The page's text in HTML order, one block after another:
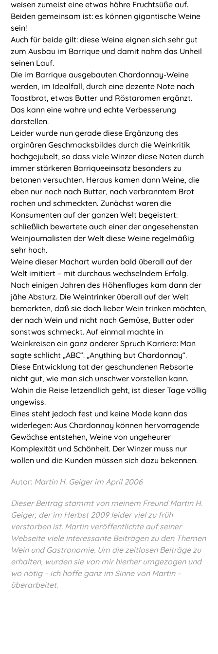
weisen zumeist eine etwas höhre Fruchtsüße auf.
Beiden gemeinsam ist: es können gigantische Weine
sein!
Auch für beide gilt: diese Weine eignen sich sehr gut
zum Ausbau im Barrique und damit nahm das Unheil
seinen Lauf.
Die im Barrique ausgebauten Chardonnay-Weine
werden, im Idealfall, durch eine dezente Note nach
Toastbrot, etwas Butter und Röstaromen ergänzt.
Das kann eine wahre und echte Verbesserung
darstellen.
Leider wurde nun gerade diese Ergänzung des
orginären Geschmacksbildes durch die Weinkritik
hochgejubelt, so dass viele Winzer diese Noten durch
immer stärkeren Barriqueeinsatz besonders zu
betonen versuchten. Heraus kamen dann Weine, die
eben nur noch nach Butter, nach verbranntem Brot
rochen und schmeckten. Zunächst waren die
Konsumenten auf der ganzen Welt begeistert:
schließlich bewertete auch einer der angesehensten
Weinjournalisten der Welt diese Weine regelmäßig
sehr hoch.
Weine dieser Machart wurden bald überall auf der
Welt imitiert – mit durchaus wechselndem Erfolg.
Nach einigen Jahren des Höhenfluges kam dann der
jähe Absturz. Die Weintrinker überall auf der Welt
bemerkten, daß sie doch lieber Wein trinken möchten,
der nach Wein und nicht nach Gemüse, Butter oder
sonstwas schmeckt. Auf einmal machte in
Weinkreisen ein ganz anderer Spruch Karriere: Man
sagte schlicht „ABC“. „Anything but Chardonnay“.
Diese Entwicklung tat der geschundenen Rebsorte
nicht gut, wie man sich unschwer vorstellen kann.
Wohin die Reise letzendlich geht, ist dieser Tage völlig
ungewiss.
Eines steht jedoch fest und keine Mode kann das
widerlegen: Aus Chardonnay können hervorragende
Gewächse entstehen, Weine von ungeheurer
Komplexität und Schönheit. Der Winzer muss nur
wollen und die Kunden müssen sich dazu bekennen.
Autor: Martin H. Geiger im April 2006
Dieser Beitrag stammt von meinem Freund Martin H.
Geiger, der im Herbst 2009 leider viel zu früh
verstorben ist. Martin veröffentlichte auf seiner
Webseite viele interessante Beiträgen zu den Themen
Wein und Gastronomie. Um die zeitlosen Beiträge zu
erhalten, wurden sie von mir hierher umgezogen und
wo nötig – ich hoffe ganz im Sinne von Martin –
überarbeitet.